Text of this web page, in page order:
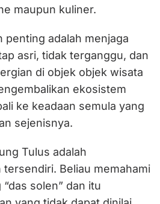
maupun kuliner.
penting adalah menjaga
asri, tidak terganggu, dan
di objek objek wisata
ekosistem
ke keadaan semula yang
sejenisnya.
Tulus adalah
Beliau memahami
solen” dan itu